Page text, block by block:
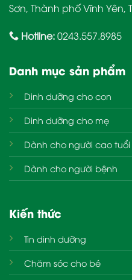
Sơn, Thành phố Vĩnh Yên,
Hotline:0243.557.8985
Danh mục sản phẩm
Dinh dưỡng cho con
Dinh dưỡng cho mẹ
Dành cho người cao
Dành cho người bệnh
Kiến thức
Tin dinh dưỡng
Chăm sóc cho bé